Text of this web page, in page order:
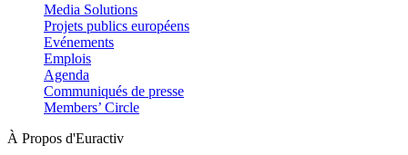
Media Solutions
Projets publics européens
Evénements
Emplois
Agenda
Communiqués de presse
Members’ Circle
À Propos d'Euractiv